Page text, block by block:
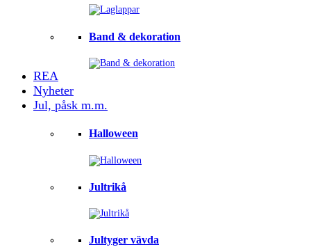
Band & dekoration
REA
Nyheter
Jul, påsk m.m.
Halloween
Jultrikå
Jultyger vävda